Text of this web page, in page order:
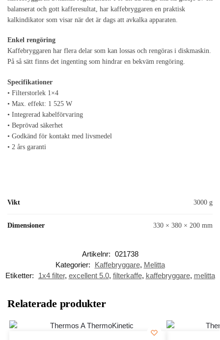
balanserat och gott kafferesultat, har kaffebryggaren en praktisk
kalkindikator som visar när det är dags att avkalka apparaten.
Enkel rengöring
Kaffebryggaren har flera delar som kan lossas och rengöras i diskmaskin.
På så sätt finns det ingenting som hindrar en bekväm rengöring.
Specifikationer
• Filterstorlek 1×4
• Max. effekt: 1 525 W
• Integrerad kabelförvaring
• Beprövad säkerhet
• Godkänd för kontakt med livsmedel
• 2 års garanti
Vikt 3000 g
Dimensioner 330 × 380 × 200 mm
Artikelnr: 021738
Kategorier:
Kaffebryggare, Melitta
Etiketter:
1x4 filter, excellent 5.0, filterkaffe, kaffebryggare, melitta
Relaterade produkter